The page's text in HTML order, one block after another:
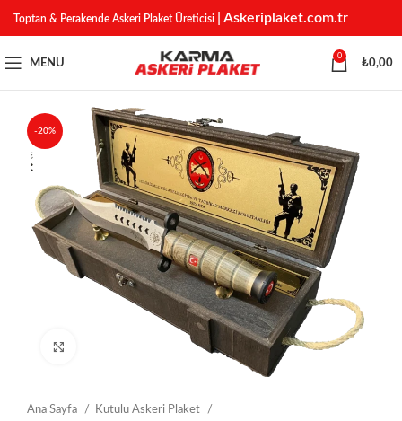
Toptan & Perakende Askeri Plaket Üreticisi | Askeriplaket.com.tr
MENU
0
₺0,00
-20%
Ana Sayfa
Kutulu Askeri Plaket